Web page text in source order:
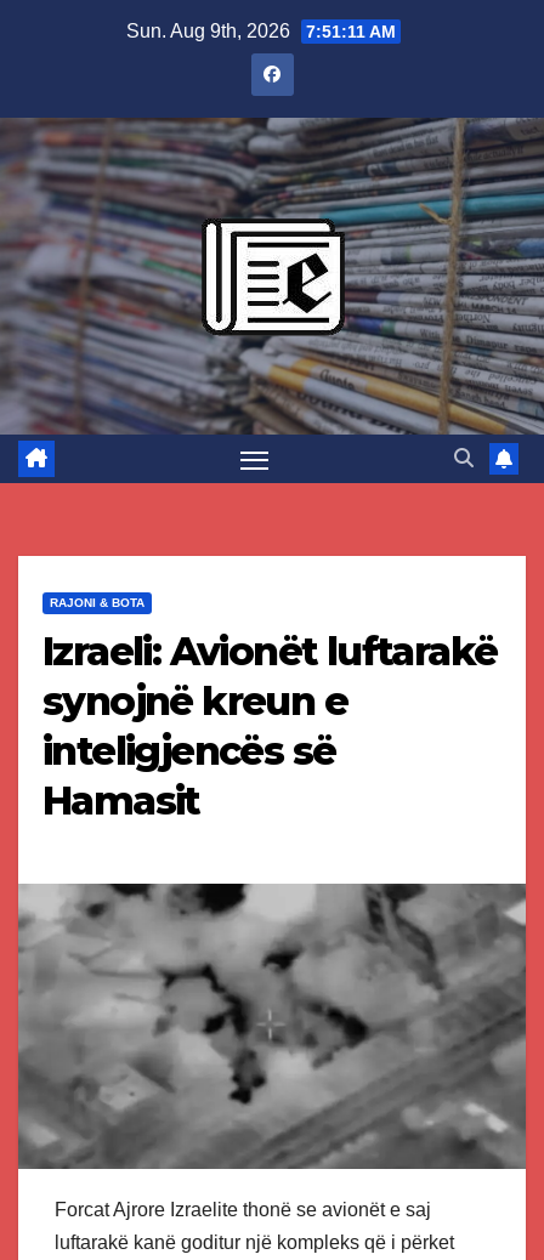
Sun. Aug 9th, 2026 7:51:11 AM
RAJONI & BOTA
Izraeli: Avionët luftarakë
synojnë kreun e
inteligjencës së
Hamasit
Forcat Ajrore Izraelite thonë se avionët e saj
luftarakë kanë goditur një kompleks që i përket